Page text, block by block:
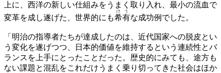
上に、西洋の新しい仕組みをうまく取り入れ、最小の流血で
変革を成し遂げた、世界的にも希有
けう
な成功例でした。
「明治の指導者たちが達成したのは、近代国家への脱皮とい
う変化を遂げつつ、日本的価値を維持するという連続性とバ
ランスを上手にとったことだった。歴史的にみても、途方も
ない課題と混乱をこれだけうまく乗り切ってきた社会はほか